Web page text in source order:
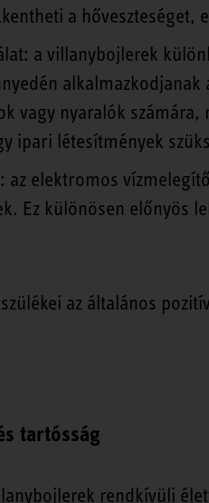
a hőveszteséget,
a villanybojlerek
vagy nyaralók
ipari létesítmények
az elektromos
Ez különösen előnyös
az általános
tartósság
rendkívüli